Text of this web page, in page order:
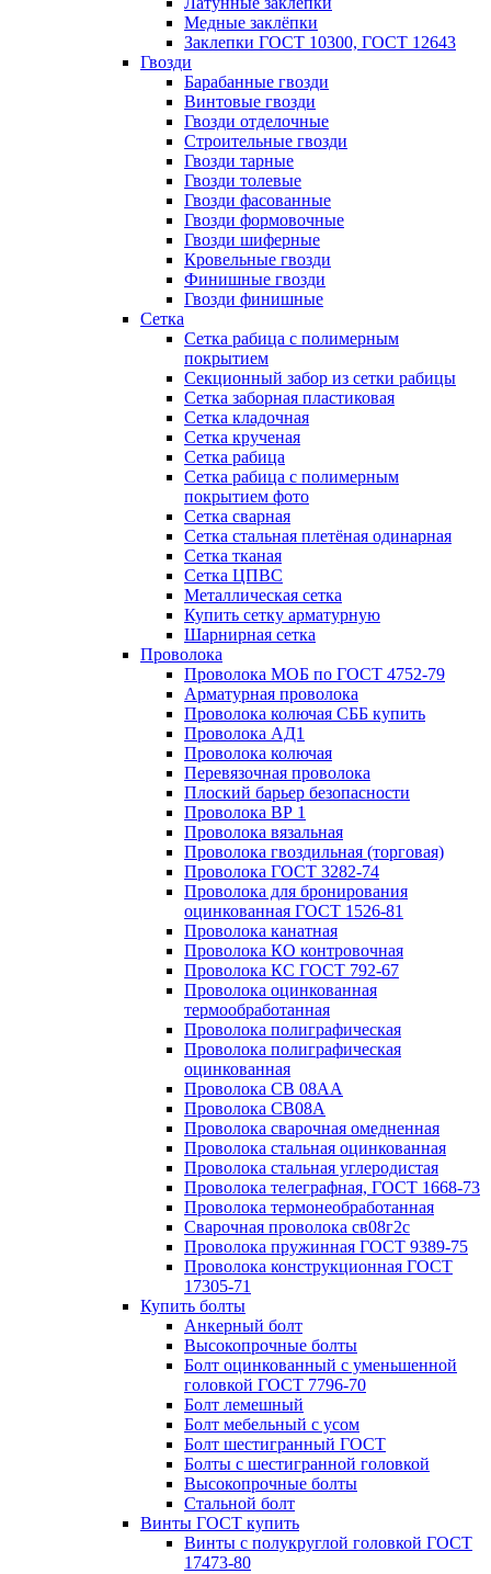
Медные заклёпки
Заклепки ГОСТ 10300, ГОСТ 12643
Гвозди
Барабанные гвозди
Винтовые гвозди
Гвозди отделочные
Строительные гвозди
Гвозди тарные
Гвозди толевые
Гвозди фасованные
Гвозди формовочные
Гвозди шиферные
Кровельные гвозди
Финишные гвозди
Гвозди финишные
Сетка
Сетка рабица с полимерным
покрытием
Секционный забор из сетки рабицы
Сетка заборная пластиковая
Сетка кладочная
Сетка крученая
Сетка рабица
Сетка рабица с полимерным
покрытием фото
Сетка сварная
Сетка стальная плетёная одинарная
Сетка тканая
Сетка ЦПВС
Металлическая сетка
Купить сетку арматурную
Шарнирная сетка
Проволока
Проволока МОБ по ГОСТ 4752-79
Арматурная проволока
Проволока колючая СББ купить
Проволока АД1
Проволока колючая
Перевязочная проволока
Плоский барьер безопасности
Проволока ВР 1
Проволока вязальная
Проволока гвоздильная (торговая)
Проволока ГОСТ 3282-74
Проволока для бронирования
оцинкованная ГОСТ 1526-81
Проволока канатная
Проволока КО контровочная
Проволока КС ГОСТ 792-67
Проволока оцинкованная
термообработанная
Проволока полиграфическая
Проволока полиграфическая
оцинкованная
Проволока СВ 08АА
Проволока СВ08А
Проволока сварочная омедненная
Проволока стальная оцинкованная
Проволока стальная углеродистая
Проволока телеграфная, ГОСТ 1668-73
Проволока термонеобработанная
Сварочная проволока св08г2с
Проволока пружинная ГОСТ 9389-75
Проволока конструкционная ГОСТ
17305-71
Купить болты
Анкерный болт
Высокопрочные болты
Болт оцинкованный с уменьшенной
головкой ГОСТ 7796-70
Болт лемешный
Болт мебельный с усом
Болт шестигранный ГОСТ
Болты с шестигранной головкой
Высокопрочные болты
Стальной болт
Винты ГОСТ купить
Винты с полукруглой головкой ГОСТ
17473-80